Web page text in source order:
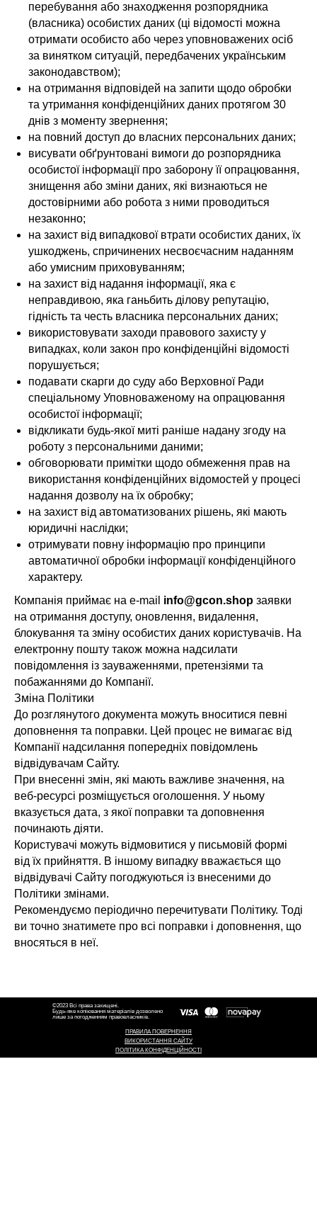
перебування або знаходження розпорядника
(власника) особистих даних (ці відомості можна
отримати особисто або через уповноважених осіб
за винятком ситуацій, передбачених українським
законодавством);
на отримання відповідей на запити щодо обробки
та утримання конфіденційних даних протягом 30
днів з моменту звернення;
на повний доступ до власних персональних даних;
висувати обґрунтовані вимоги до розпорядника
особистої інформації про заборону її опрацювання,
знищення або зміни даних, які визнаються не
достовірними або робота з ними проводиться
незаконно;
на захист від випадкової втрати особистих даних, їх
ушкоджень, спричинених несвоєчасним наданням
або умисним приховуванням;
на захист від надання інформації, яка є
неправдивою, яка ганьбить ділову репутацію,
гідність та честь власника персональних даних;
використовувати заходи правового захисту у
випадках, коли закон про конфіденційні відомості
порушується;
подавати скарги до суду або Верховної Ради
спеціальному Уповноваженому на опрацювання
особистої інформації;
відкликати будь-якої миті раніше надану згоду на
роботу з персональними даними;
обговорювати примітки щодо обмеження прав на
використання конфіденційних відомостей у процесі
надання дозволу на їх обробку;
на захист від автоматизованих рішень, які мають
юридичні наслідки;
отримувати повну інформацію про принципи
автоматичної обробки інформації конфіденційного
характеру.
Компанія приймає на e-mail info@gcon.shop заявки
на отримання доступу, оновлення, видалення,
блокування та зміну особистих даних користувачів. На
електронну пошту також можна надсилати
повідомлення із зауваженнями, претензіями та
побажаннями до Компанії.
Зміна Політики
До розглянутого документа можуть вноситися певні
доповнення та поправки. Цей процес не вимагає від
Компанії надсилання попередніх повідомлень
відвідувачам Сайту.
При внесенні змін, які мають важливе значення, на
веб-ресурсі розміщується оголошення. У ньому
вказується дата, з якої поправки та доповнення
починають діяти.
Користувачі можуть відмовитися у письмовій формі
від їх прийняття. В іншому випадку вважається що
відвідувачі Сайту погоджуються із внесеними до
Політики змінами.
Рекомендуємо періодично перечитувати Політику. Тоді
ви точно знатимете про всі поправки і доповнення, що
вносяться в неї.
©2023 Всі права захищені.
Будь-яке копіювання матеріалів дозволено
лише за погодженням правовласників.
ПОЛІТИКА КОНФІДЕНЦІЙНОСТІ
ПРАВИЛА ПОВЕРНЕННЯ
ВИКОРИСТАННЯ САЙТУ